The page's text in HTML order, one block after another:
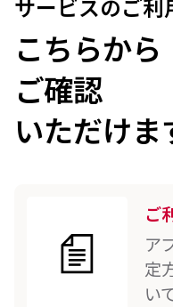
サービスのご利
こちらから
ご確認
いただけま
ご
ア
定
い